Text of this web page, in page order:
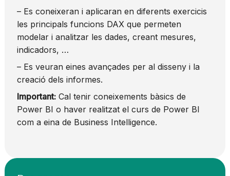
– Es coneixeran i aplicaran en diferents exercicis
les principals funcions DAX que permeten
modelar i analitzar les dades, creant mesures,
indicadors, …
– Es veuran eines avançades per al disseny i la
creació dels informes.
Important:Cal tenir coneixements bàsics de
Power BI o haver realitzat el curs de Power BI
com a eina de Business Intelligence.